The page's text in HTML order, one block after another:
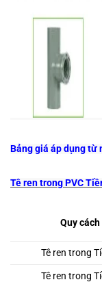
Bảng giá áp dụng từ
Tê ren trong PVC
Quy
Tê ren trong
Tê ren trong